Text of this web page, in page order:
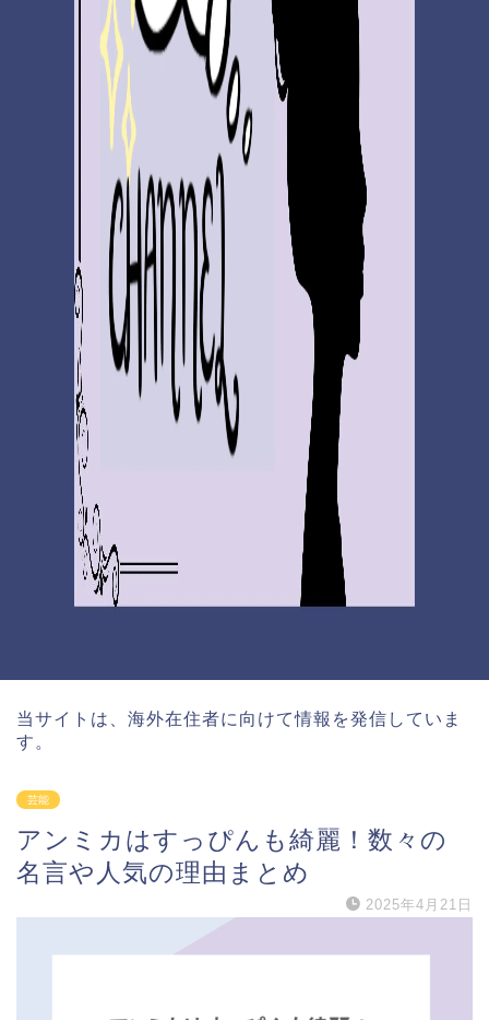
当サイトは、海外在住者に向けて情報を発信していま
す。
芸能
アンミカはすっぴんも綺麗！数々の
名言や人気の理由まとめ
2025年4月21日